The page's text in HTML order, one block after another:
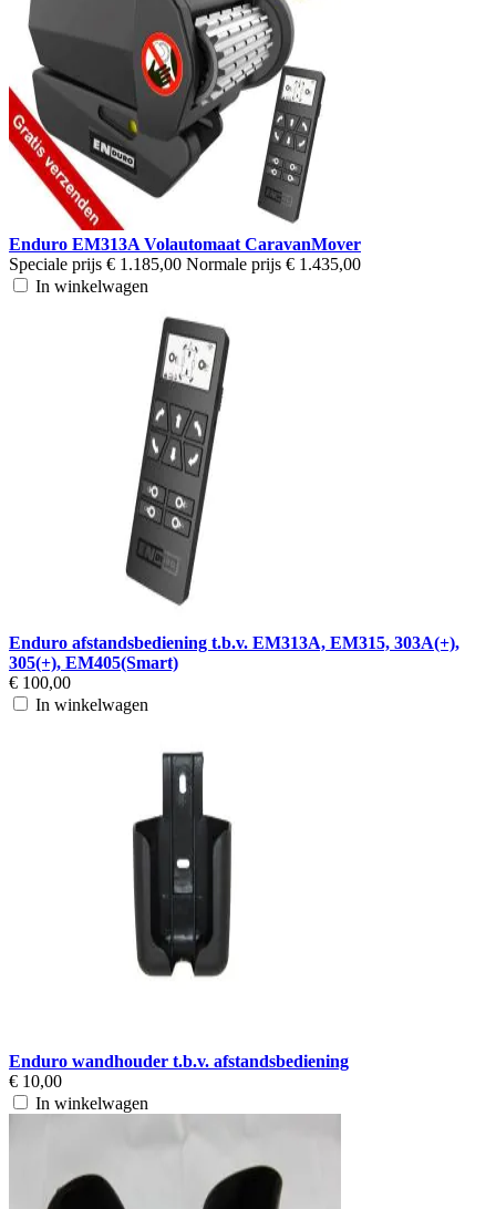
Enduro EM313A Volautomaat CaravanMover
Speciale prijs € 1.185,00 Normale prijs € 1.435,00
In winkelwagen
Enduro afstandsbediening t.b.v. EM313A, EM315, 303A(+),
305(+), EM405(Smart)
€ 100,00
In winkelwagen
Enduro wandhouder t.b.v. afstandsbediening
€ 10,00
In winkelwagen